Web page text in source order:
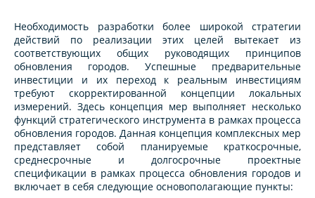
Необходимость разработки более широкой стратегии
действий по реализации этих целей вытекает из
соответствующих общих руководящих принципов
обновления городов. Успешные предварительные
инвестиции и их переход к реальным инвестициям
требуют скорректированной концепции локальных
измерений. Здесь концепция мер выполняет несколько
функций стратегического инструмента в рамках процесса
обновления городов. Данная концепция комплексных мер
представляет собой планируемые краткосрочные,
среднесрочные и долгосрочные проектные
спецификации в рамках процесса обновления городов и
включает в себя следующие основополагающие пункты: